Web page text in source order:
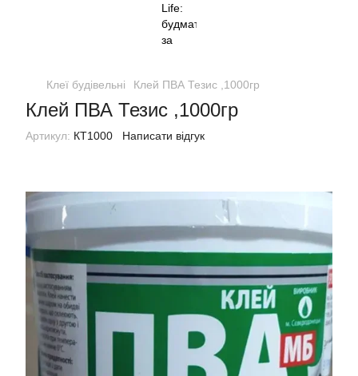
Клеї будівельні Клей ПВА Тезис ,1000гр
Клей ПВА Тезис ,1000гр
Артикул: КТ1000 Написати відгук